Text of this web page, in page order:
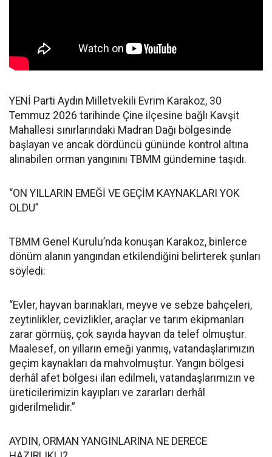
YENİ Parti Aydın Milletvekili Evrim Karakoz, 30
Temmuz 2026 tarihinde Çine ilçesine bağlı Kavşit
Mahallesi sınırlarındaki Madran Dağı bölgesinde
başlayan ve ancak dördüncü gününde kontrol altına
alınabilen orman yangınını TBMM gündemine taşıdı.
“ON YILLARIN EMEĞİ VE GEÇİM KAYNAKLARI YOK
OLDU”
TBMM Genel Kurulu’nda konuşan Karakoz, binlerce
dönüm alanın yangından etkilendiğini belirterek şunları
söyledi:
“Evler, hayvan barınakları, meyve ve sebze bahçeleri,
zeytinlikler, cevizlikler, araçlar ve tarım ekipmanları
zarar görmüş, çok sayıda hayvan da telef olmuştur.
Maalesef, on yılların emeği yanmış, vatandaşlarımızın
geçim kaynakları da mahvolmuştur. Yangın bölgesi
derhâl afet bölgesi ilan edilmeli, vatandaşlarımızın ve
üreticilerimizin kayıpları ve zararları derhâl
giderilmelidir.”
AYDIN, ORMAN YANGINLARINA NE DERECE